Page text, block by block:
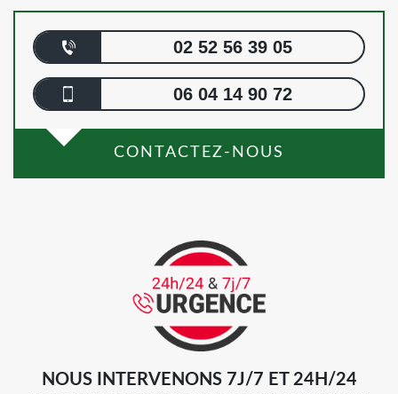
02 52 56 39 05
06 04 14 90 72
CONTACTEZ-NOUS
NOUS INTERVENONS 7J/7 ET 24H/24